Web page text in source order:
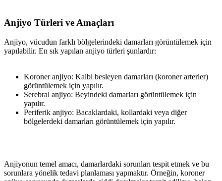
Anjiyo Türleri ve Amaçları
Anjiyo, vücudun farklı bölgelerindeki damarları görüntülemek için
yapılabilir. En sık yapılan anjiyo türleri şunlardır:
Koroner anjiyo: Kalbi besleyen damarları (koroner arterler)
görüntülemek için yapılır.
Serebral anjiyo: Beyindeki damarları görüntülemek için
yapılır.
Periferik anjiyo: Bacaklardaki, kollardaki veya diğer
bölgelerdeki damarları görüntülemek için yapılır.
Anjiyonun temel amacı, damarlardaki sorunları tespit etmek ve bu
sorunlara yönelik tedavi planlaması yapmaktır. Örneğin, koroner